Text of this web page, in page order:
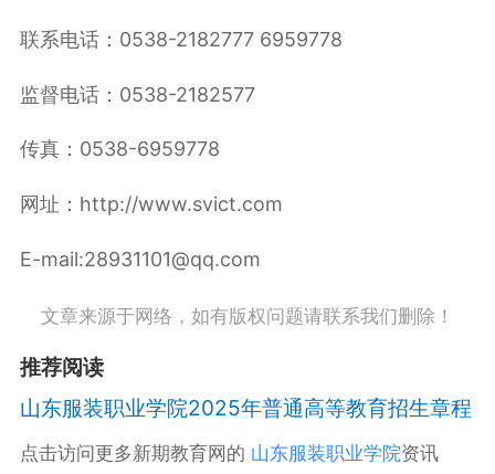
联系电话：0538-2182777 6959778
监督电话：0538-2182577
传真：0538-6959778
网址：http://www.svict.com
E-mail:28931101@qq.com
文章来源于网络，如有版权问题请联系我们删除！
推荐阅读
山东服装职业学院2025年普通高等教育招生章程
点击访问更多新期教育网的 山东服装职业学院资讯